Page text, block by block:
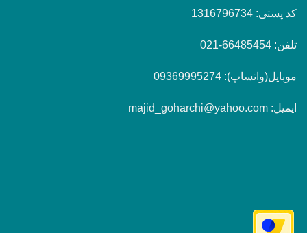
کد پستی: 1316796734
تلفن: 66485454-021
موبایل(واتساپ): 09369995274
ایمیل: majid_goharchi@yahoo.com